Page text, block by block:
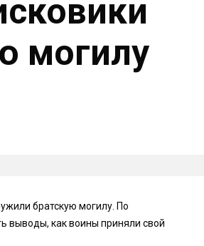
могилу
братскую могилу. По
выводы, как воины приняли свой